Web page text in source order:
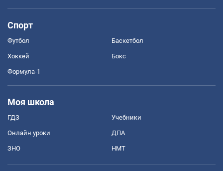
Спорт
Футбол Баскетбол
Хоккей Бокс
Формула-1
Моя школа
ГДЗ Учебники
Онлайн уроки ДПА
ЗНО НМТ